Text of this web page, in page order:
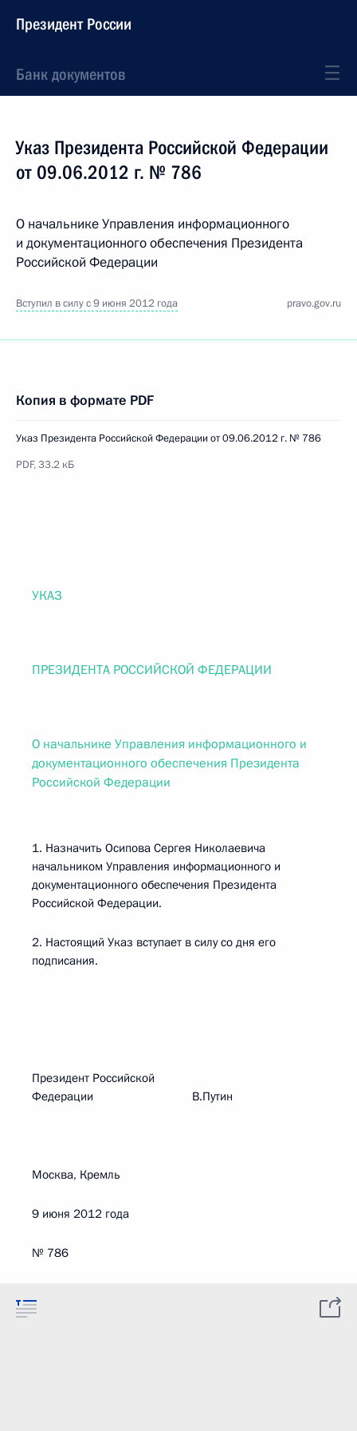
Президент России
Банк документов
Указ Президента Российской Федерации
от 09.06.2012 г. № 786
О начальнике Управления информационного
и документационного обеспечения Президента
Российской Федерации
Вступил в силу с 9 июня 2012 года pravo.gov.ru
Копия в формате PDF
Указ Президента Российской Федерации от 09.06.2012 г. № 786
PDF, 33.2 кБ
УКАЗ
ПРЕЗИДЕНТА РОССИЙСКОЙ ФЕДЕРАЦИИ
О начальнике Управления информационного и
документационного обеспечения Президента
Российской Федерации
1. Назначить Осипова Сергея Николаевича
начальником Управления информационного и
документационного обеспечения Президента
Российской Федерации.
2. Настоящий Указ вступает в силу со дня его
подписания.
Президент Российской
Федерации В.Путин
Москва, Кремль
9 июня 2012 года
№ 786